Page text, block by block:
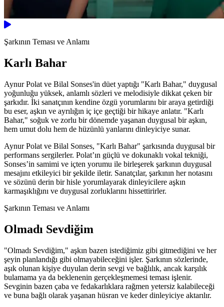
Şarkının Teması ve Anlamı
Karlı Bahar
Aynur Polat ve Bilal Sonses'in düet yaptığı "Karlı Bahar," duygusal
yoğunluğu yüksek, anlamlı sözleri ve melodisiyle dikkat çeken bir
şarkıdır. İki sanatçının kendine özgü yorumlarını bir araya getirdiği
bu eser, aşkın ve ayrılığın iç içe geçtiği bir hikaye anlatır. "Karlı
Bahar," soğuk ve zorlu bir dönemde yaşanan duygusal bir aşkın,
hem umut dolu hem de hüzünlü yanlarını dinleyiciye sunar.
Aynur Polat ve Bilal Sonses, "Karlı Bahar" şarkısında duygusal bir
performans sergilerler. Polat’ın güçlü ve dokunaklı vokal tekniği,
Sonses’in samimi ve içten yorumu ile birleşerek şarkının duygusal
mesajını etkileyici bir şekilde iletir. Sanatçılar, şarkının her notasını
ve sözünü derin bir hisle yorumlayarak dinleyicilere aşkın
karmaşıklığını ve duygusal zorluklarını hissettirirler.
Şarkının Teması ve Anlamı
Olmadı Sevdiğim
"Olmadı Sevdiğim," aşkın bazen istediğimiz gibi gitmediğini ve her
şeyin planlandığı gibi olmayabileceğini işler. Şarkının sözlerinde,
aşık olunan kişiye duyulan derin sevgi ve bağlılık, ancak karşılık
bulamama ya da beklenenin gerçekleşmemesi teması işlenir.
Sevginin bazen çaba ve fedakarlıklara rağmen yetersiz kalabileceği
ve buna bağlı olarak yaşanan hüsran ve keder dinleyiciye aktarılır.